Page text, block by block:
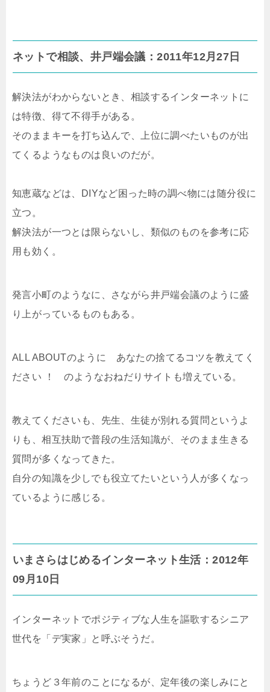
ネットで相談、井戸端会議：2011年12月27日
解決法がわからないとき、相談するインターネットに
は特徴、得て不得手がある。
そのままキーを打ち込んで、上位に調べたいものが出
てくるようなものは良いのだが。
知恵蔵などは、DIYなど困った時の調べ物には随分役に
立つ。
解決法が一つとは限らないし、類似のものを参考に応
用も効く。
発言小町のようなに、さながら井戸端会議のように盛
り上がっているものもある。
ALL ABOUTのように あなたの捨てるコツを教えてく
ださい ！ のようなおねだりサイトも増えている。
教えてくださいも、先生、生徒が別れる質問というよ
りも、相互扶助で普段の生活知識が、そのまま生きる
質問が多くなってきた。
自分の知識を少しでも役立てたいという人が多くなっ
ているように感じる。
いまさらはじめるインターネット生活：2012年
09月10日
インターネットでポジティブな人生を謳歌するシニア
世代を「デ実家」と呼ぶそうだ。
ちょうど３年前のことになるが、定年後の楽しみにと